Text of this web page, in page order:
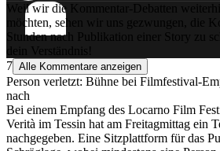
Weil wir die Kommentar-Debatten
möchten, sehen wir uns gezwungen, die
Stunden nach Publikation einer Story zu
dein Verständnis!
7 Alle Kommentare anzeigen
Person verletzt: Bühne bei Filmfestival-
nach
Bei einem Empfang des Locarno Film
Verità im Tessin hat am Freitagmittag ein
nachgegeben. Eine Sitzplattform für das